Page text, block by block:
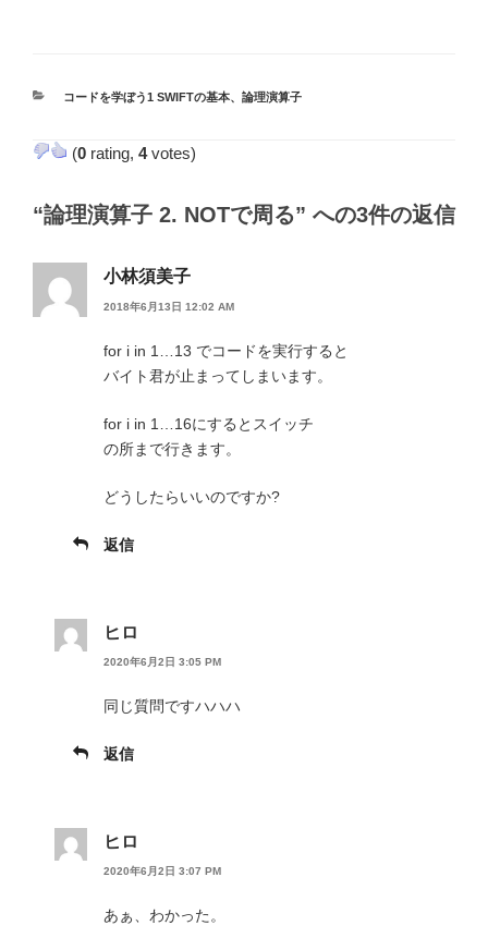
カ
リ
コードを学ぼう1 SWIFTの基本、 論理演算子
(0 rating, 4votes)
“論理演算子 2. NOTで周る” への3件の返信
小林須美子
2018年6月13日 12:02 AM
for i in 1…13 でコードを実行すると
バイト君が止まってしまいます。
for i in 1…16にするとスイッチ
の所まで行きます。
どうしたらいいのですか?
返信
ヒロ
2020年6月2日 3:05 PM
同じ質問ですハハハ
返信
ヒロ
2020年6月2日 3:07 PM
あぁ、わかった。